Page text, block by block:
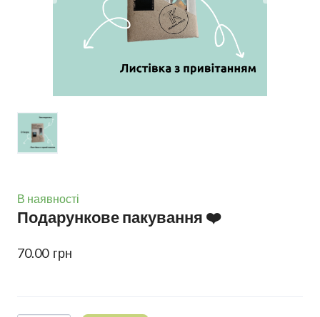
В наявності
Подарункове пакування ❤️
70.00  грн